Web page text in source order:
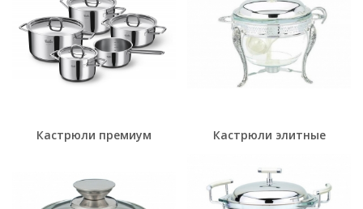
Кастрюли премиум Кастрюли элитные